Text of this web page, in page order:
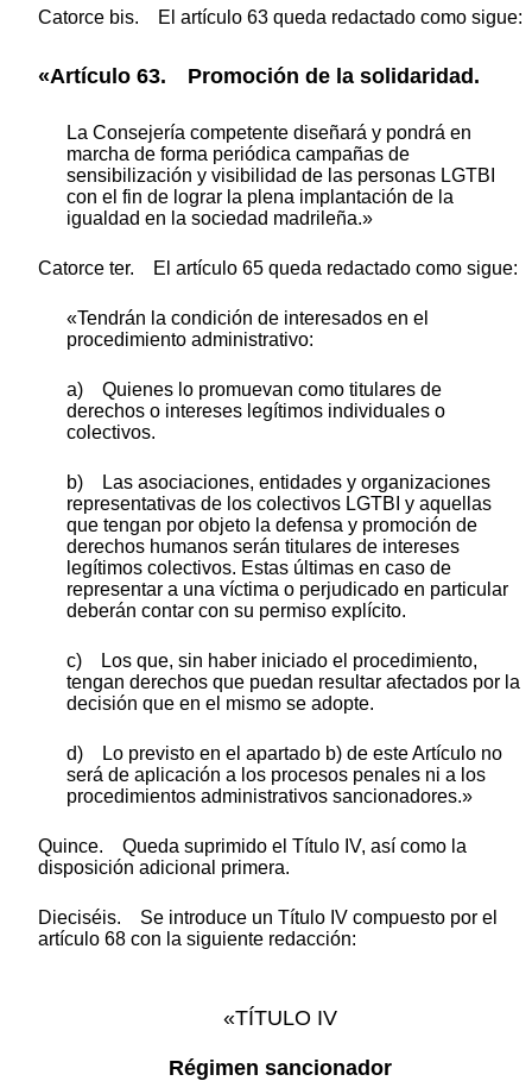
Catorce bis. El artículo 63 queda redactado como sigue:
«Artículo 63. Promoción de la solidaridad.
La Consejería competente diseñará y pondrá en
marcha de forma periódica campañas de
sensibilización y visibilidad de las personas LGTBI
con el fin de lograr la plena implantación de la
igualdad en la sociedad madrileña.»
Catorce ter. El artículo 65 queda redactado como sigue:
«Tendrán la condición de interesados en el
procedimiento administrativo:
a) Quienes lo promuevan como titulares de
derechos o intereses legítimos individuales o
colectivos.
b) Las asociaciones, entidades y organizaciones
representativas de los colectivos LGTBI y aquellas
que tengan por objeto la defensa y promoción de
derechos humanos serán titulares de intereses
legítimos colectivos. Estas últimas en caso de
representar a una víctima o perjudicado en particular
deberán contar con su permiso explícito.
c) Los que, sin haber iniciado el procedimiento,
tengan derechos que puedan resultar afectados por la
decisión que en el mismo se adopte.
d) Lo previsto en el apartado b) de este Artículo no
será de aplicación a los procesos penales ni a los
procedimientos administrativos sancionadores.»
Quince. Queda suprimido el Título IV, así como la
disposición adicional primera.
Dieciséis. Se introduce un Título IV compuesto por el
artículo 68 con la siguiente redacción:
«TÍTULO IV
Régimen sancionador